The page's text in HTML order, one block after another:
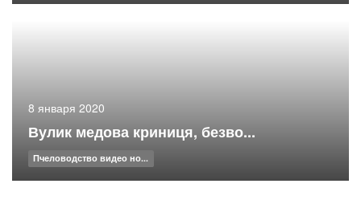
8 января 2020
Вулик медова криниця, безво...
Пчеловодство видео но...